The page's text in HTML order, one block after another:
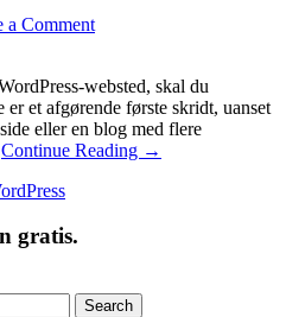
a Comment
websted, skal du
et afgørende første skridt, uanset
eller en blog med flere
Continue Reading →
gratis.